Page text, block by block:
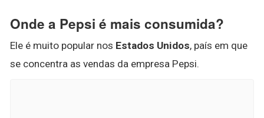
Onde a Pepsi é mais consumida?
Ele é muito popular nos Estados Unidos, país em que
se concentra as vendas da empresa Pepsi.